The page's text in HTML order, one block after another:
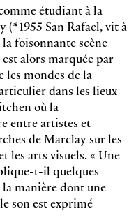
étudiant à la
San Rafael, vit à
foisonnante scène
alors marquée par
les mondes de la
dans les lieux
où la
entre artistes et
de Marclay sur les
les arts visuels. « Une
t-il quelques
manière dont une
son est exprimé